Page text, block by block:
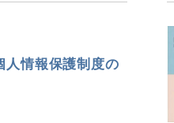
人情報保護制度の